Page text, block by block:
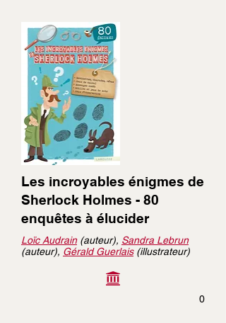
Les incroyables énigmes de
Sherlock Holmes - 80
enquêtes à élucider
Loïc Audrain(auteur), Sandra Lebrun
(auteur), Gérald Guerlais(illustrateur)
0